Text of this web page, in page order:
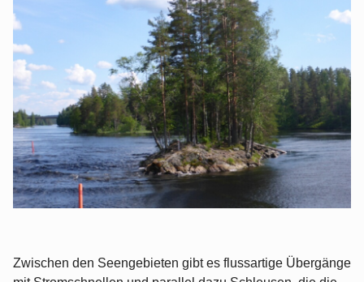
Zwischen den Seengebieten gibt es flussartige Übergänge